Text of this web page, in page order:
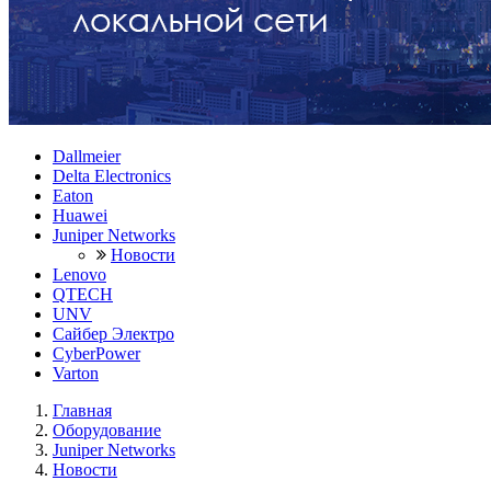
Dallmeier
Delta Electronics
Eaton
Huawei
Juniper Networks
Новости
Lenovo
QTECH
UNV
Сайбер Электро
CyberPower
Varton
Главная
Оборудование
Juniper Networks
Новости